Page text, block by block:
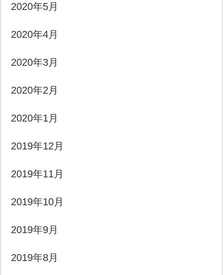
2020年5月
2020年4月
2020年3月
2020年2月
2020年1月
2019年12月
2019年11月
2019年10月
2019年9月
2019年8月